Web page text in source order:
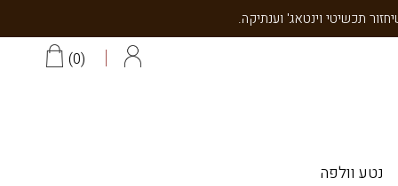
0
נטע וולפה